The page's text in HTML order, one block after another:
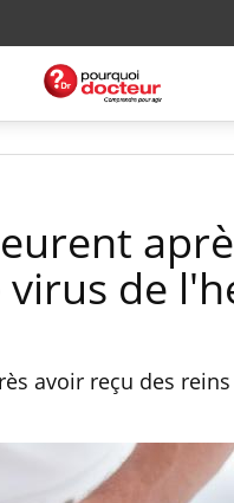
de
avoir reçu des